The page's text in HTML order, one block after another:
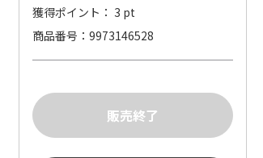
獲得ポイント： 3 pt
商品番号
9973146528